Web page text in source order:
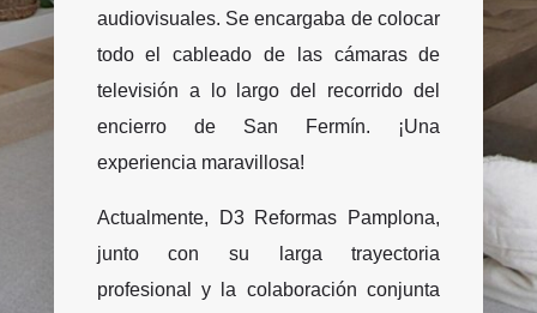
audiovisuales. Se encargaba de colocar
todo el cableado de las cámaras de
televisión a lo largo del recorrido del
encierro de San Fermín. ¡Una
experiencia maravillosa!
Actualmente, D3 Reformas Pamplona,
junto con su larga trayectoria
profesional y la colaboración conjunta